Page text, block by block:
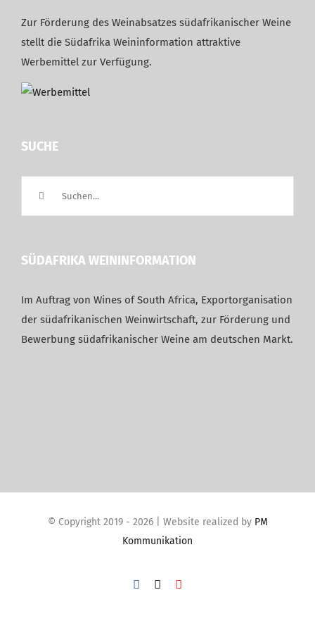
Zur Förderung des Weinabsatzes südafrikanischer Weine
stellt die Südafrika Weininformation attraktive
Werbemittel zur Verfügung.
SUCHE
SÜDAFRIKA WEININFORMATION
Im Auftrag von Wines of South Africa, Exportorganisation
der südafrikanischen Weinwirtschaft, zur Förderung und
Bewerbung südafrikanischer Weine am deutschen Markt.
© Copyright 2019 - 2026 | Website realized by PM
Kommunikation
Facebook